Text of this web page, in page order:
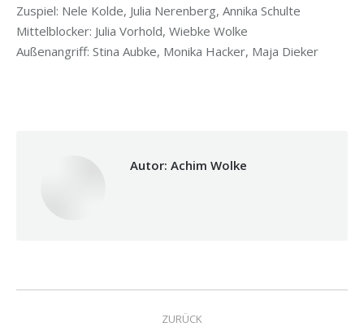
Zuspiel: Nele Kolde, Julia Nerenberg, Annika Schulte
Mittelblocker: Julia Vorhold, Wiebke Wolke
Außenangriff: Stina Aubke, Monika Hacker, Maja Dieker
Autor: Achim Wolke
Kommentarnavigation
ZURÜCK